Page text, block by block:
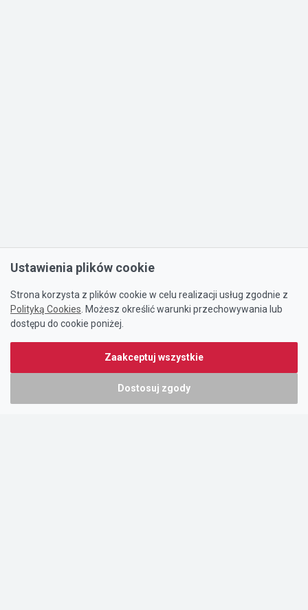
Ustawienia plików cookie
Strona korzysta z plików cookie w celu realizacji usług zgodnie z
Polityką Cookies . Możesz określić warunki przechowywania lub
dostępu do cookie poniżej.
Zaakceptuj wszystkie
Dostosuj zgody